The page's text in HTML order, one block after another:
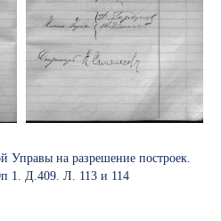
Управы на разрешение построек.
1. Д.409. Л. 113 и 114